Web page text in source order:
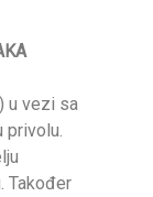
u vezi sa
privolu.
Također